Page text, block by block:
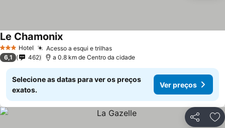
3 EstrelasHotel Acesso a esqui e trilhasVer preços
Le ChamonixVer preços
6,1 462 a 0.8 km de Centro da cidade
Selecione as datas para ver os preços
exatos.
Ver preços
Partilhar